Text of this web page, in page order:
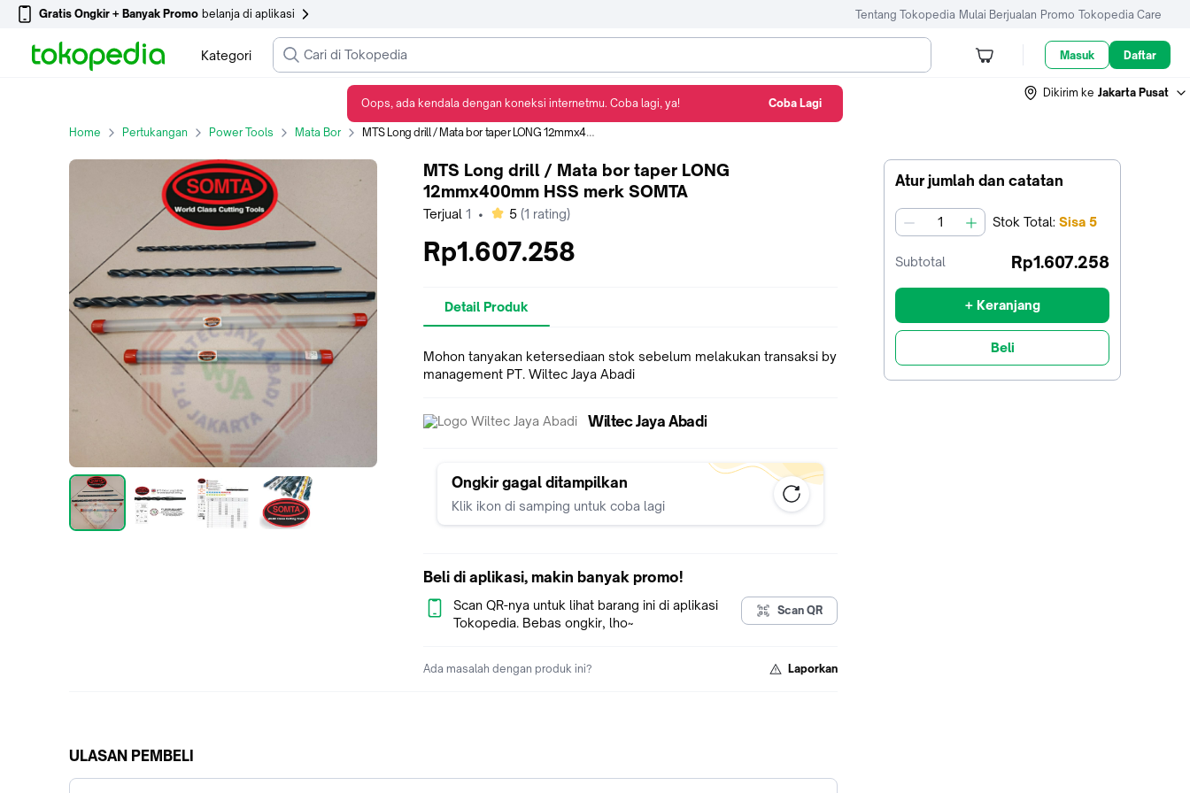
Gratis Ongkir + Banyak Promo belanja di aplikasi Tentang Tokopedia Mulai Berjualan Promo Tokopedia Care
Kategori Masuk Daftar
Dikirim ke Jakarta Pusat
Home Pertukangan Power Tools Mata Bor MTS Long drill / Mata bor taper LONG 12mmx400mm HSS merk SOMTA
Atur jumlah dan catatan
jumlah Stok Total: Sisa 5
Subtotal Rp1.607.258
+ Keranjang
Beli
MTS Long drill / Mata bor taper LONG
12mmx400mm HSS merk SOMTA
Terjual 1 • bintang
5 (1 rating)
Rp1.607.258
Detail Produk
Mohon tanyakan ketersediaan stok sebelum melakukan transaksi by
management PT. Wiltec Jaya Abadi
Wiltec Jaya Abadi
Ongkir gagal ditampilkan
Klik ikon di samping untuk coba lagi
Beli di aplikasi, makin banyak promo!
Scan QR-nya untuk lihat barang ini di aplikasi
Tokopedia. Bebas ongkir, lho~
Scan QR
Ada masalah dengan produk ini? Laporkan
ULASAN PEMBELI
Oops, ada kendala dengan koneksi internetmu. Coba lagi, ya! Coba Lagi